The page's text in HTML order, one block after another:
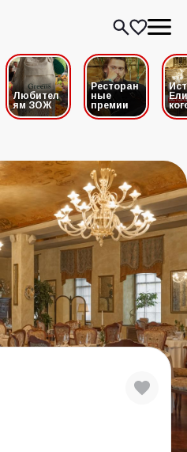
Любител
ям ЗОЖ
Ресторан
ные
премии